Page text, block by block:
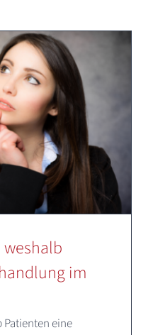
weshalb
im
Patienten eine